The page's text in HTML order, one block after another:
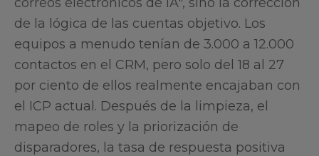
de la lógica de las cuentas objetivo. Los
equipos a menudo tenían de 3.000 a 12.000
contactos en el CRM, pero solo del 18 al 27
por ciento de ellos realmente encajaban con
el ICP actual. Después de la limpieza, el
mapeo de roles y la priorización de
disparadores, la tasa de respuesta positiva